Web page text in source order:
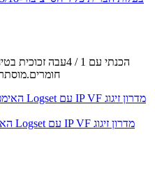
הכנתי עם 1 / 4עבה